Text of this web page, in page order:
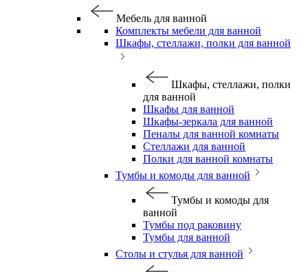
Мебель для ванной
Комплекты мебели для ванной
Шкафы, стеллажи, полки для ванной
Шкафы, стеллажи, полки
для ванной
Шкафы для ванной
Шкафы-зеркала для ванной
Пеналы для ванной комнаты
Стеллажи для ванной
Полки для ванной комнаты
Тумбы и комоды для ванной
Тумбы и комоды для
ванной
Тумбы под раковину
Тумбы для ванной
Столы и стулья для ванной